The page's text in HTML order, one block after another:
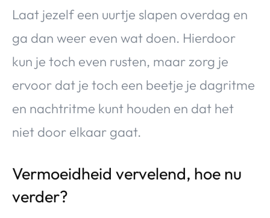
Laat jezelf een uurtje slapen overdag en
ga dan weer even wat doen. Hierdoor
kun je toch even rusten, maar zorg je
ervoor dat je toch een beetje je dagritme
en nachtritme kunt houden en dat het
niet door elkaar gaat.
Vermoeidheid vervelend, hoe nu
verder?